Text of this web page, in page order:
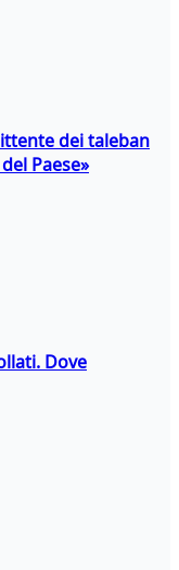
dei taleban
Paese»
Dove